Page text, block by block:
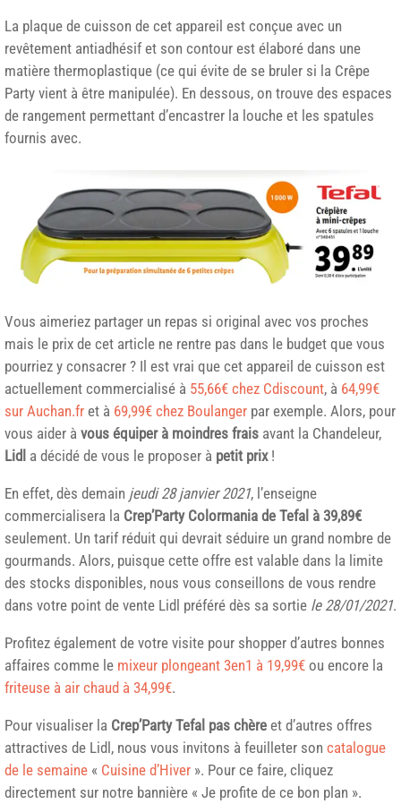
La plaque de cuisson de cet appareil est conçue avec un
revêtement antiadhésif et son contour est élaboré dans une
matière thermoplastique (ce qui évite de se bruler si la Crêpe
Party vient à être manipulée). En dessous, on trouve des espaces
de rangement permettant d’encastrer la louche et les spatules
fournis avec.
Vous aimeriez partager un repas si original avec vos proches
mais le prix de cet article ne rentre pas dans le budget que vous
pourriez y consacrer ? Il est vrai que cet appareil de cuisson est
actuellement commercialisé à 55,66€ chez Cdiscount, à 64,99€
sur Auchan.fr et à 69,99€ chez Boulanger par exemple. Alors, pour
vous aider à vous équiper à moindres frais avant la Chandeleur,
Lidl a décidé de vous le proposer à petit prix !
En effet, dès demain jeudi 28 janvier 2021, l’enseigne
commercialisera la Crep’Party Colormania de Tefal à 39,89€
seulement. Un tarif réduit qui devrait séduire un grand nombre de
gourmands. Alors, puisque cette offre est valable dans la limite
des stocks disponibles, nous vous conseillons de vous rendre
dans votre point de vente Lidl préféré dès sa sortie le 28/01/2021.
Profitez également de votre visite pour shopper d’autres bonnes
affaires comme le mixeur plongeant 3en1 à 19,99€ ou encore la
friteuse à air chaud à 34,99€.
Pour visualiser la Crep’Party Tefal pas chère et d’autres offres
attractives de Lidl, nous vous invitons à feuilleter son catalogue
de le semaine « Cuisine d’Hiver ». Pour ce faire, cliquez
directement sur notre bannière « Je profite de ce bon plan ».